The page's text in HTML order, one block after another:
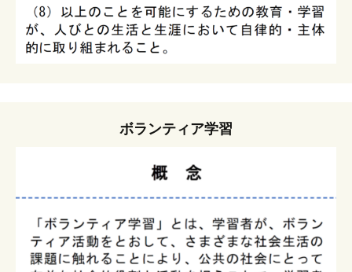
ボランティア学習